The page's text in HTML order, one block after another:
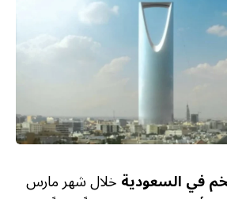
في السعوديةخلال شهر مارس